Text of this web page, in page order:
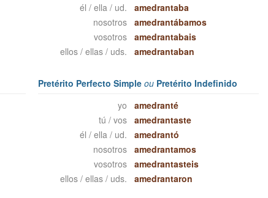
él / ella / ud.
amedrantaba
nosotros
amedrantábamos
vosotros
amedrantabais
ellos / ellas / uds.
amedrantaban
Pretérito Perfecto Simpleou Pretérito Indefinido
yo
amedranté
tú / vos
amedrantaste
él / ella / ud.
amedrantó
nosotros
amedrantamos
vosotros
amedrantasteis
ellos / ellas / uds.
amedrantaron